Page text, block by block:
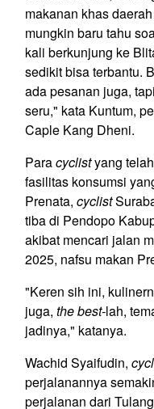
makanan khas
mungkin baru tahu
kali berkunjung ke
sedikit bisa terbantu.
ada pesanan juga,
seru," kata Kuntum,
Caple Kang Dheni.
Paracyclistyang
fasilitas konsumsi
Prenata, cyclist
tiba di Pendopo
akibat mencari jalan
2025, nafsu makan
"Keren sih ini,
juga, the best-lah,
jadinya," katanya.
Wachid Syaifudin,
perjalanannya
perjalanan dari